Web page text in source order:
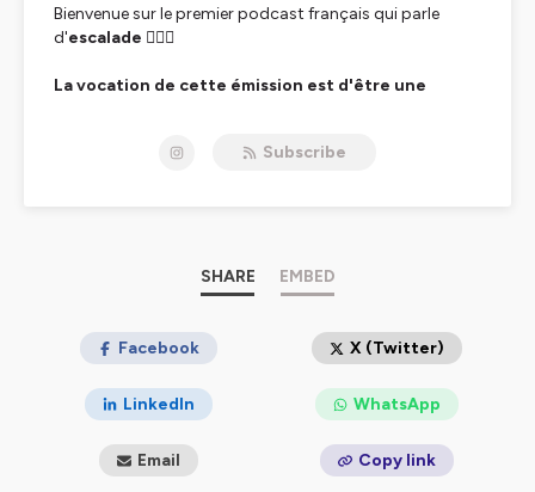
Bienvenue sur le premier podcast français qui parle
d'escalade 🧗‍♀️⛰️
La vocation de cette émission est d'être une
sources de motivation, leurs récits de performances et
leurs moments marquants... comme si tu y étais.
👉 https://www.instagram.com/allezpodcast/
✉️ allez.podcast@gmail.com
ausha.co/politique-de-
confidentialitepour plus d'informations.
Subscribe
SHARE EMBED
Facebook X (Twitter)
LinkedIn WhatsApp
Email Copy link